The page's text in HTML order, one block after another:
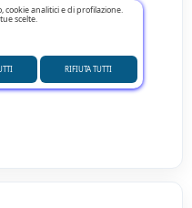
cookie analitici e di profilazione.
scelte.
RIFIUTA TUTTI